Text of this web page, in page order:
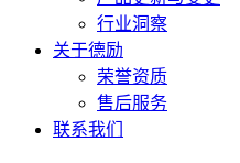
行业洞察
关于德励
荣誉资质
售后服务
联系我们